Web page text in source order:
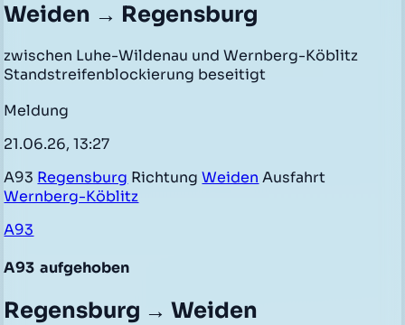
Weiden → Regensburg
zwischen Luhe-Wildenau und Wernberg-Köblitz
Standstreifenblockierung beseitigt
Meldung
21.06.26, 13:27
A93 Regensburg RichtungWeiden Ausfahrt
Wernberg-Köblitz
A93
A93 aufgehoben
Regensburg → Weiden